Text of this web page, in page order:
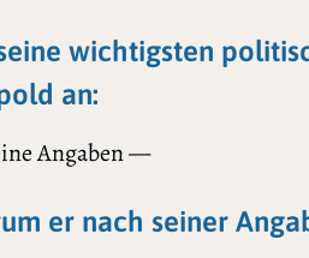
wichtigsten
an:
Angaben —
er nach seiner